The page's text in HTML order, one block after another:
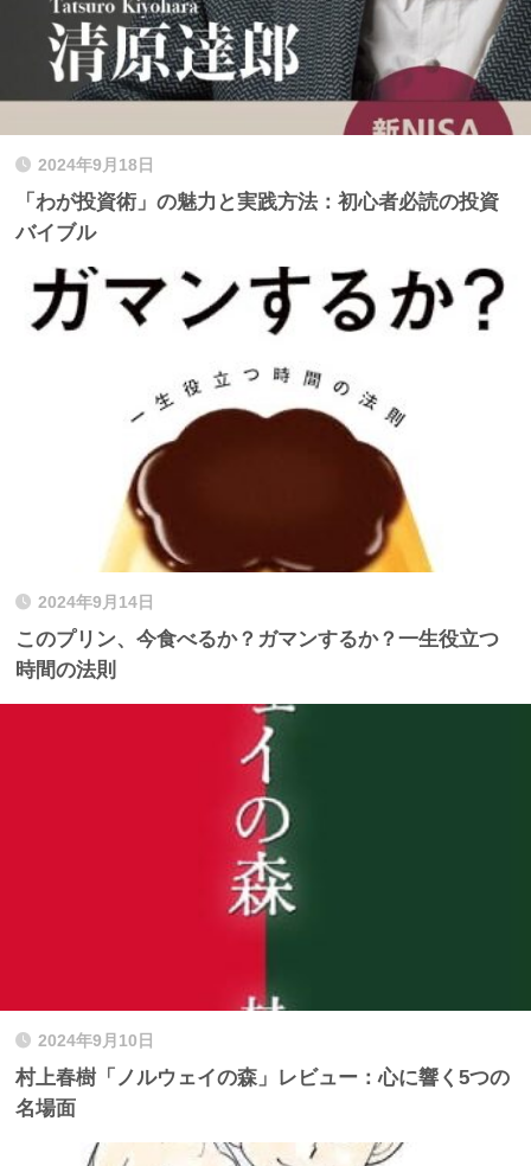
2024年9月18日
「わが投資術」の魅力と実践方法：初心者必読の投資
バイブル
2024年9月14日
このプリン、今食べるか？ガマンするか？一生役立つ
時間の法則
2024年9月10日
村上春樹「ノルウェイの森」レビュー：心に響く5つの
名場面